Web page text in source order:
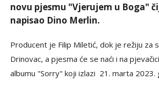
novu pjesmu "Vjerujem u Boga"
napisao Dino Merlin.
Producent je Filip Miletić, dok je režiju za
Drinovac, a pjesma će se naći i na
albumu "Sorry" koji izlazi 21. marta 2023.